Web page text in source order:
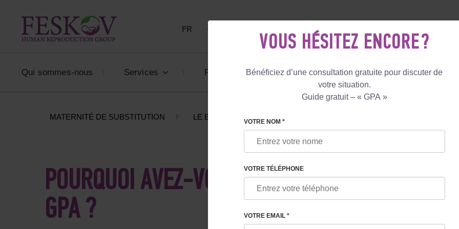
FR +33 805 081 801 +447587761507
Qui sommes-nous Services Prix Avis Le blog Programmes
MATERNITÉ DE SUBSTITUTION LE BLOG
POURQUOI AVEZ-VOUS BESOIN D'UN AVOCAT EN
GPA ?
VOUS HÉSITEZ ENCORE ?
Bénéficiez d’une consultation gratuite pour discuter de
votre situation.
Guide gratuit – « GPA »
VOTRE NOM *
VOTRE TÉLÉPHONE
VOTRE EMAIL *